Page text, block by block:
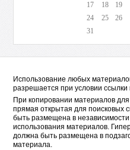
17
18 19
24
25 26
31
Использование любых
разрешается при условии
При копировании материалов
прямая открытая для поисковых
быть размещена в независимости
использования материалов.
должна быть размещена в
материала.